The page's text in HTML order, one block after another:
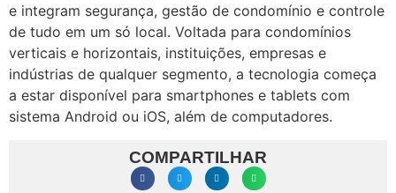
e integram segurança, gestão de condomínio e controle
de tudo em um só local. Voltada para condomínios
verticais e horizontais, instituições, empresas e
indústrias de qualquer segmento, a tecnologia começa
a estar disponível para smartphones e tablets com
sistema Android ou iOS, além de computadores.
COMPARTILHAR